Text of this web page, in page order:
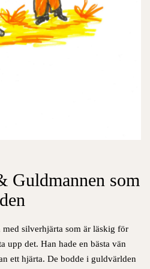
Guldmannen som
silverhjärta som är läskig för
upp det. Han hade en bästa vän
ett hjärta. De bodde i guldvärlden